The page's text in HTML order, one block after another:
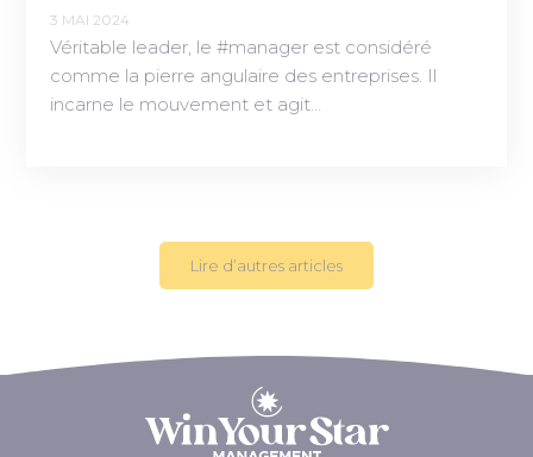
3 MAI 2024
Véritable leader, le #manager est considéré
comme la pierre angulaire des entreprises. Il
incarne le mouvement et agit…
Lire d’autres articles